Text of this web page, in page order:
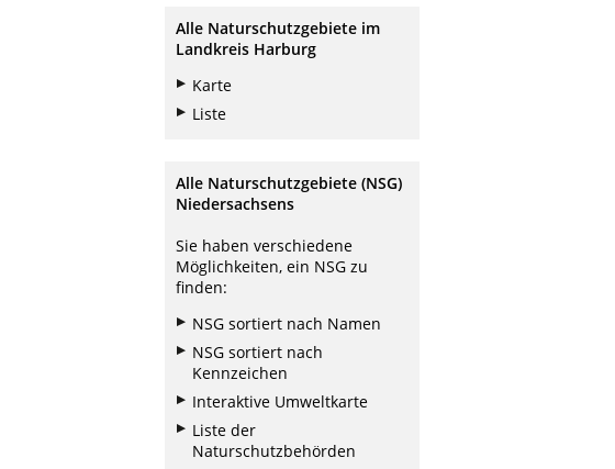
Alle Naturschutzgebiete im
Landkreis Harburg
Karte
Liste
Alle Naturschutzgebiete (NSG)
Niedersachsens
Sie haben verschiedene
Möglichkeiten, ein NSG zu
finden:
NSG sortiert nach Namen
NSG sortiert nach
Kennzeichen
Interaktive Umweltkarte
Liste der
Naturschutzbehörden